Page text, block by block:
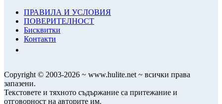
ПРАВИЛА И УСЛОВИЯ
ПОВЕРИТЕЛНОСТ
Бисквитки
Контакти
Copyright © 2003-2026 ~ www.hulite.net ~ всички права
запазени.
Текстовете и тяхното съдържание са притежание и
отговорност на авторите им.